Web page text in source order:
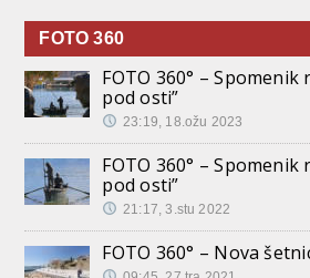
FOTO 360
FOTO 360° –
pod osti”
23:19, 18.ožu 2023
FOTO 360° –
pod osti”
21:17, 3.stu 2022
FOTO 360° – Nova